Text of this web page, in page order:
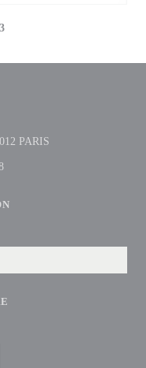
3
PARIS((ouvre une nouvelle
((ouvre une nouvelle
((ouvre une nouvelle